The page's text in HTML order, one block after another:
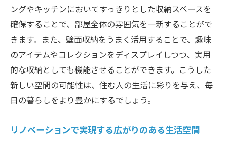
ングやキッチンにおいてすっきりとした収納スペースを
確保することで、部屋全体の雰囲気を一新することがで
きます。また、壁面収納をうまく活用することで、趣味
のアイテムやコレクションをディスプレイしつつ、実用
的な収納としても機能させることができます。こうした
新しい空間の可能性は、住む人の生活に彩りを与え、毎
日の暮らしをより豊かにするでしょう。
リノベーションで実現する広がりのある生活空間